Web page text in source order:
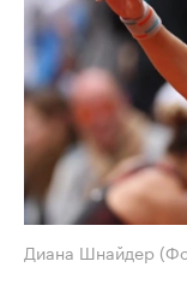
Диана Шнайдер